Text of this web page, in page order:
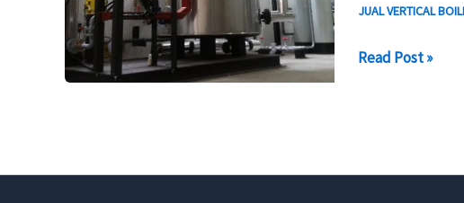
JUAL VERTICAL
JUAL
Read Post »